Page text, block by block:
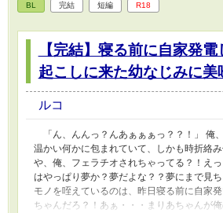
BL 完結 短編 R18
【完結】寝る前に自家発
起こしに来た幼なじみに
ルコ
「ん、んんっ？んあぁぁぁっ？？！」 俺
温かい何かに包まれていて、しかも時折絡
や、俺、フェラチオされちゃってる？！え
はやっぱり夢か？夢だよな？？夢にまで見
モノを咥えているのは、昨日寝る前に自
ちゃんだろ？！あぁ・・・まりあちゃんが